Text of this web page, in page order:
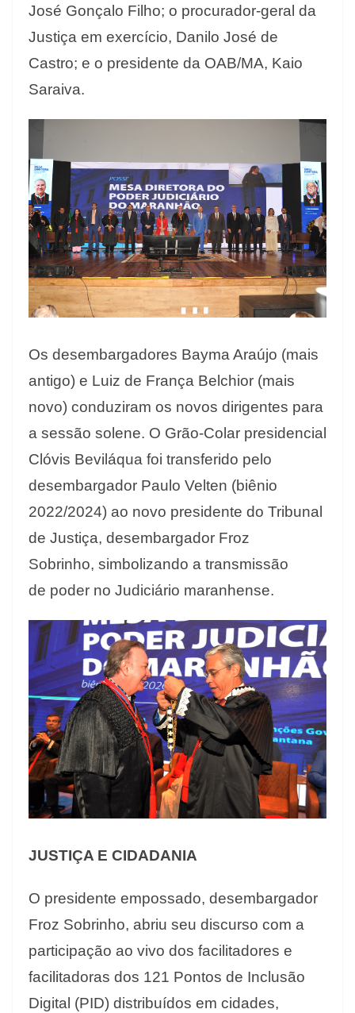
José Gonçalo Filho; o procurador-geral da
Justiça em exercício, Danilo José de
Castro; e o presidente da OAB/MA, Kaio
Saraiva.
Os desembargadores Bayma Araújo (mais
antigo) e Luiz de França Belchior (mais
novo) conduziram os novos dirigentes para
a sessão solene. O Grão-Colar presidencial
Clóvis Beviláqua foi transferido pelo
desembargador Paulo Velten (biênio
2022/2024) ao novo presidente do Tribunal
de Justiça, desembargador Froz
Sobrinho, simbolizando a transmissão
de poder no Judiciário maranhense.
JUSTIÇA E CIDADANIA
O presidente empossado, desembargador
Froz Sobrinho, abriu seu discurso com a
participação ao vivo dos facilitadores e
facilitadoras dos 121 Pontos de Inclusão
Digital (PID) distribuídos em cidades,